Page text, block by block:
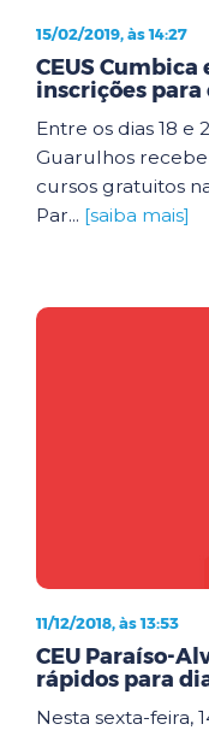
15/02/2019, às 14:27
CEUS
inscrições
Entre os dias 18 e
Guarulhos
cursos gratuitos
Par... [saiba mais]
11/12/2018, às 13:53
CEU Paraíso-
rápidos para
Nesta sexta-feira,